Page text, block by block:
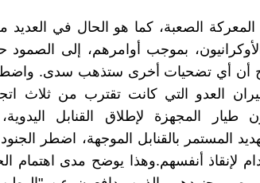
الصعبة، كما هو الحال في
بموجب أوامرهم، إلى الصمود
أن أي تضحيات أخرى ستذهب سدى.
العدو التي كانت تقترب من ثلاث
طيار المجهزة لإطلاق القنابل
المستمر بالقنابل الموجهة، اضطر الجنود
لإنقاذ أنفسهم.وهذا يوضح مدى اهتمام